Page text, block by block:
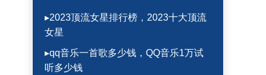
▸2023顶流女星排行榜，2023十大顶流
女星
▸qq音乐一首歌多少钱，QQ音乐1万试
听多少钱